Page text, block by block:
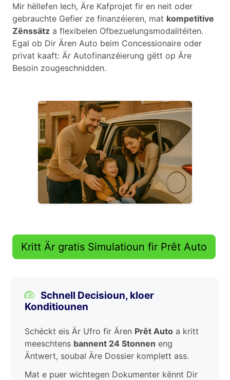
Mir hëllefen Iech, Äre Kafprojet fir en neit oder
gebrauchte Gefier ze finanzéieren, mat kompetitive
Zënssätz a flexibelen Ofbezuelungsmodalitéiten.
Egal ob Dir Ären Auto beim Concessionaire oder
privat kaaft: Är Autofinanzéierung gëtt op Äre
Besoin zougeschnidden.
Kritt Är gratis Simulatioun fir Prêt Auto
Schnell Decisioun, kloer
Konditiounen
Schéckt eis Är Ufro fir Ären Prêt Auto a kritt
meeschtens bannent 24 Stonnen eng
Äntwert, soubal Äre Dossier komplett ass.
Mat e puer wichtegen Dokumenter kënnt Dir